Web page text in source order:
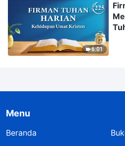
6:01
Menu
Beranda